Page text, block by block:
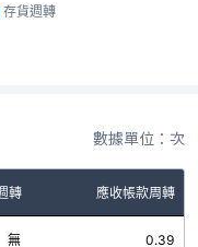
存貨週轉
數據單位：次
轉 應收帳款周轉
無 0.39